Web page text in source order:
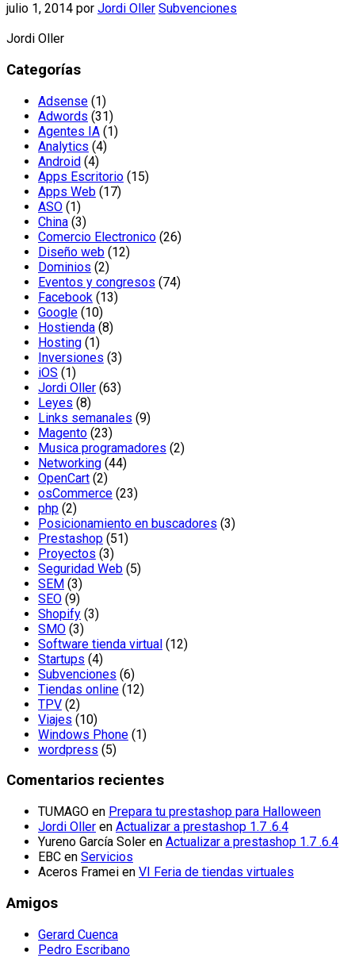
julio 1, 2014 por Jordi Oller Subvenciones
Jordi Oller
Categorías
Adsense (1)
Adwords (31)
Agentes IA (1)
Analytics (4)
Android (4)
Apps Escritorio (15)
Apps Web (17)
ASO (1)
China (3)
Comercio Electronico (26)
Diseño web (12)
Dominios (2)
Eventos y congresos (74)
Facebook (13)
Google (10)
Hostienda (8)
Hosting (1)
Inversiones (3)
iOS (1)
Jordi Oller (63)
Leyes (8)
Links semanales (9)
Magento (23)
Musica programadores (2)
Networking (44)
OpenCart (2)
osCommerce (23)
php (2)
Posicionamiento en buscadores (3)
Prestashop (51)
Proyectos (3)
Seguridad Web (5)
SEM (3)
SEO (9)
Shopify (3)
SMO (3)
Software tienda virtual (12)
Startups (4)
Subvenciones (6)
Tiendas online (12)
TPV (2)
Viajes (10)
Windows Phone (1)
wordpress (5)
Comentarios recientes
TUMAGO en Prepara tu prestashop para Halloween
Jordi Oller en Actualizar a prestashop 1.7 .6.4
Yureno García Soler en Actualizar a prestashop 1.7 .6.4
EBC en Servicios
Aceros Framei en VI Feria de tiendas virtuales
Amigos
Gerard Cuenca
Pedro Escribano